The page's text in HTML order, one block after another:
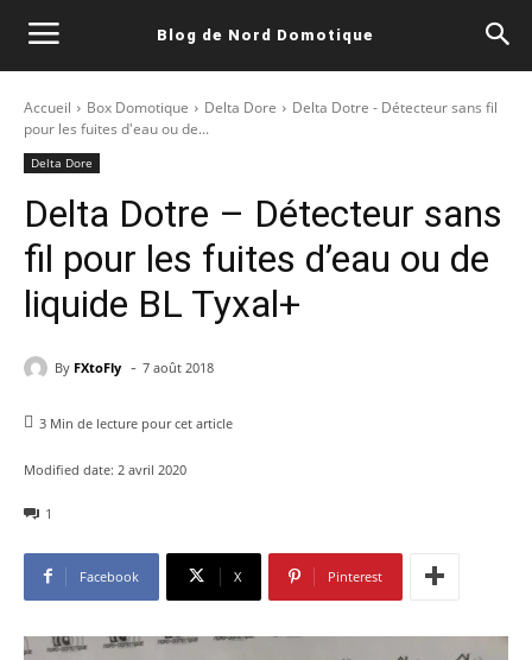
Blog de Nord Domotique
Accueil Box Domotique Delta Dore
Delta Dotre - Détecteur sans fil
pour les fuites d'eau ou de...
Delta Dore
Delta Dotre – Détecteur sans
fil pour les fuites d’eau ou de
liquide BL Tyxal+
By FXtoFly - 7 août 2018
3 Min de lecture pour cet article
Modified date: 2 avril 2020
1
Facebook X Pinterest